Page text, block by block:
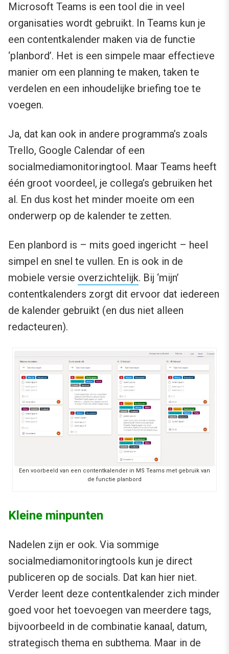
Microsoft Teams is een tool die in veel
organisaties wordt gebruikt. In Teams kun je
een contentkalender maken via de functie
‘planbord’. Het is een simpele maar effectieve
manier om een planning te maken, taken te
verdelen en een inhoudelijke briefing toe te
voegen.
Ja, dat kan ook in andere programma’s zoals
Trello, Google Calendar of een
socialmediamonitoringtool. Maar Teams heeft
één groot voordeel, je collega’s gebruiken het
al. En dus kost het minder moeite om een
onderwerp op de kalender te zetten.
Een planbord is – mits goed ingericht – heel
simpel en snel te vullen. En is ook in de
mobiele versie overzichtelijk. Bij ‘mijn’
contentkalenders zorgt dit ervoor dat iedereen
de kalender gebruikt (en dus niet alleen
redacteuren).
Een voorbeeld van een contentkalender in MS Teams met gebruik van
de functie planbord
Kleine minpunten
Nadelen zijn er ook. Via sommige
socialmediamonitoringtools kun je direct
publiceren op de socials. Dat kan hier niet.
Verder leent deze contentkalender zich minder
goed voor het toevoegen van meerdere tags,
bijvoorbeeld in de combinatie kanaal, datum,
strategisch thema en subthema. Maar in de